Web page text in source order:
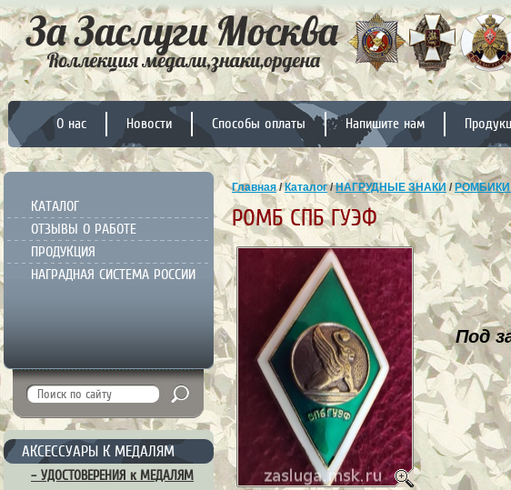
О нас Новости Способы оплаты Напишите нам
КАТАЛОГ
ОТЗЫВЫ О РАБОТЕ
ПРОДУКЦИЯ
НАГРАДНАЯ СИСТЕМА РОССИИ
АКСЕССУАРЫ К МЕДАЛЯМ
– УДОСТОВЕРЕНИЯ к МЕДАЛЯМ
Главная/Каталог/НАГРУДНЫЕ ЗНАКИ / РОМБИКИ
РОМБ СПБ ГУЭФ
Под